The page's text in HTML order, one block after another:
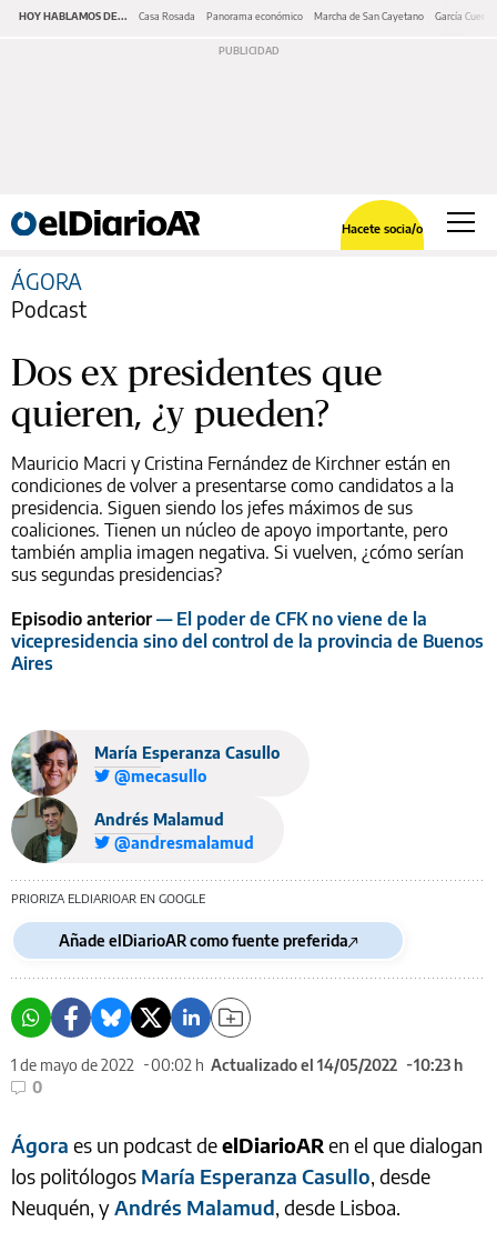
HOY HABLAMOS DE... Casa Rosada Panorama económico Marcha de San Cayetano García Cuerva
Hacete socia/o
ÁGORA
Podcast
Dos ex presidentes que
quieren, ¿y pueden?
Mauricio Macri y Cristina Fernández de Kirchner están en
condiciones de volver a presentarse como candidatos a la
presidencia. Siguen siendo los jefes máximos de sus
coaliciones. Tienen un núcleo de apoyo importante, pero
también amplia imagen negativa. Si vuelven, ¿cómo serían
sus segundas presidencias?
Episodio anterior— El poder de CFK no viene de la
vicepresidencia sino del control de la provincia de Buenos
Aires
María Esperanza Casullo
@mecasullo
Andrés Malamud
@andresmalamud
PRIORIZA ELDIARIOAR EN GOOGLE
Añade elDiarioAR como fuente preferida
1 de mayo de 2022 00:02 h Actualizado el 14/05/2022
10:23 h
0
Ágora es un podcast deelDiarioARen el que dialogan
los politólogos María Esperanza Casullo, desde
Neuquén, yAndrés Malamud, desde Lisboa.